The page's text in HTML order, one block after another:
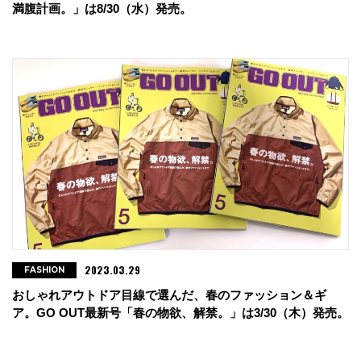
満腹計画。」は8/30（水）発売。
おしゃれアウトドア目線で選んだ、春のファッション＆ギ
ア。GO OUT最新号「春の物欲、解禁。」は3/30（木）発売。
FASHION 2023.03.29